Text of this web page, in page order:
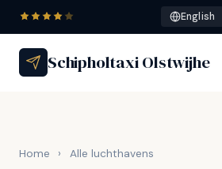
English
Schipholtaxi Olstwijhe
Home › Alle luchthavens